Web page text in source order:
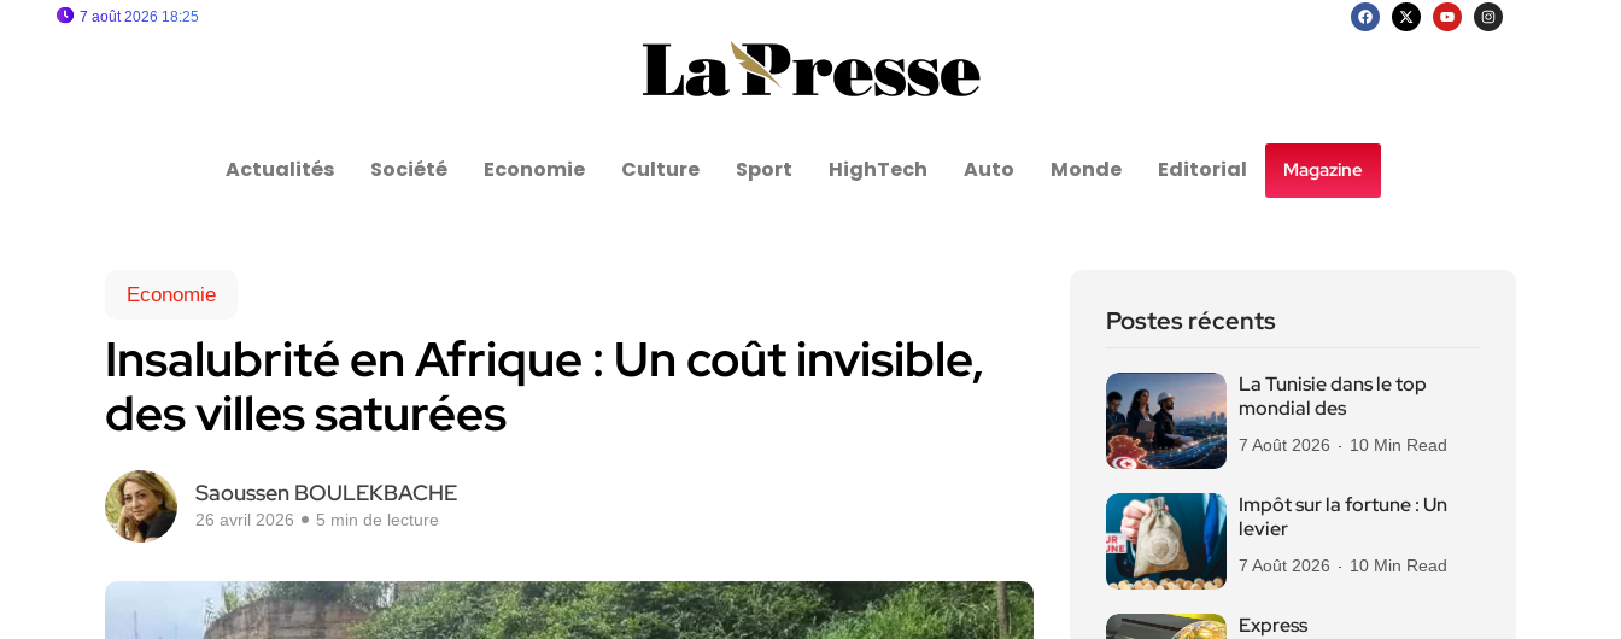
7 août 2026 18:25
Actualités Société Economie Culture Sport HighTech Auto Monde Editorial Magazine
Economie
Insalubrité en Afrique : Un coût invisible,
des villes saturées
Saoussen BOULEKBACHE
26 avril 2026 5 min de lecture
Postes récents
La Tunisie dans le top
mondial des
7 Août 2026 10 Min Read
Impôt sur la fortune : Un
levier
7 Août 2026 10 Min Read
Express